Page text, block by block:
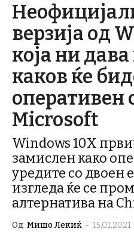
верзија од
која ни
каков ќе
оперативен
Microsoft
Windows 10X
замислен како
уредите со двоен
изгледа ќе се
алтернатива на
Од Мишо Лекиќ - 15.01.2021